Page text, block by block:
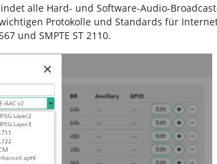
alle Hard- und Software-Audio-
Protokolle und Standards für
und SMPTE ST 2110.